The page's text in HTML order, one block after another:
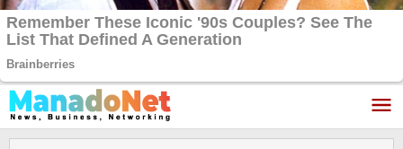
Lewati
ke
konten